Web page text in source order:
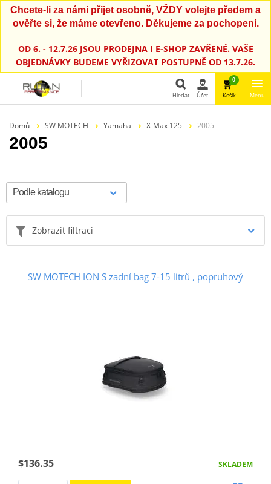
Chcete-li za námi přijet osobně, VŽDY volejte předem a
ověřte si, že máme otevřeno. Děkujeme za pochopení.
OD 6. - 12.7.26 JSOU PRODEJNA I E-SHOP ZAVŘENÉ. VAŠE
OBJEDNÁVKY BUDEME VYŘIZOVAT POSTUPNĚ OD 13.7.26.
Hledat Účet
0
Košík Menu
Domů SW MOTECH Yamaha X-Max 125 2005
2005
Zobrazit filtraci
SW MOTECH ION S zadní bag 7-15 litrů , popruhový
$136.35 SKLADEM